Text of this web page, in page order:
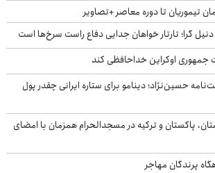
گرا؛ تارتار خواهان جدایی دفاع راست سرخ‌ها است
جمهوری اوکراین خداحافظی کند
حسین‌نژاد؛ دینامو برای ستاره ایرانی چقدر پول
پاکستان و ترکیه در مسجدالحرام همزمان با امضای
پرندگان مهاجر